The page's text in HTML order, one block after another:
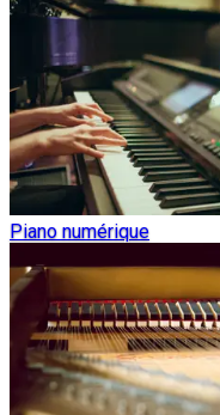
Piano numérique